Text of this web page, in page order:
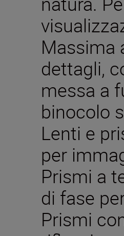
Massima
dettagli,
messa a
binocolo
Lenti e
per
Prismi a
di fase
Prismi